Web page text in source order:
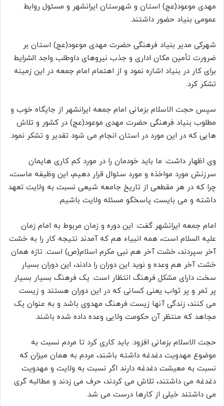
مهدی موعود(عج) استان و شهرستان ایرانشهر و مسئول روابط
عمومی بنیاد حضور داشتند.
شهرکی مدیر بنیاد فرهنگی حضرت مهدی موعود(عج) استان بر
ضرورت تأمین مکان اداری و جذب نیروهای داوطلب واجد الشرایط
برای کار در بنیاد اشاره نمود و از اهتمام امام جمعه در این زمینه
تشکر کرد.
سپس حجت الاسلام بزمانی امام جمعه ایرانشهر از جایگاه خوب و
مطلوب بنیاد فرهنگی حضرت مهدی موعود(عج) در کشور و تلاش
هایی که در این مورد در استان انجام می شود تقدیر و تشکر نمود.
وی اظهار داشت: ما باید خودمان را در مورد کم کاری هایمان
سرزنش مورد مواخذه و مورد سئوال قرار دهیم، این وظیفه ماست،
چرا که در هر مقطعی از تاریخ جامعه شیعی نسبت به ولایت تعهد
داشته و می بایست پاسخگو مسئله ولایت باشیم.
امام جمعه ایرانشهر گفت: این دوره و زمان مربوط به امام زمان
علیه السلام است، همه انبیاء هم که آمدند نتیجه کار را به خشت
آخر سپردند، خشت آخر هم نبی مکرم اسلام(ص) است. تازه همان
خشت آخر هم وعده و نوید این دوران را دادند، این دوران بسیار
سخت دارای مشکل فرهنگ انتظار است. یک فرهنگ بسیار بسیار
پر ثمر و پر ثواب یعنی کسانی که در این دوران هستند و زیست
می کنند، زندگی آنها زیست فرهنگ مهدوی باشد و به عنوان یک
مجاهد که منتظر آن حکومت ولایی وعده داده شده باشند.
حجت الاسلام بزمانی افزود: باید کاری کرد تا مردم نسبت به
موضوع مهدویت دغدغه داشته باشند، مردم به همان میزان که
نسبت به معیشت دغدغه دارند اگر نسبت به ولایت و مهدویت
دغدغه می داشتند، تلاش می کردند، حرف می زدند و مطالبه گری
می داشتند خیلی از کارها درست می شد.